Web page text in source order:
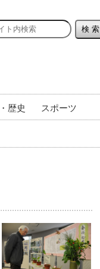
歴史 スポーツ